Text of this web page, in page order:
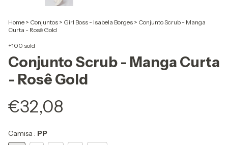
Home > Conjuntos > Girl Boss - Isabela Borges > Conjunto Scrub - Manga
Curta - Rosê Gold
+100 sold
Conjunto Scrub - Manga Curta
- Rosê Gold
€32,08
Camisa : PP